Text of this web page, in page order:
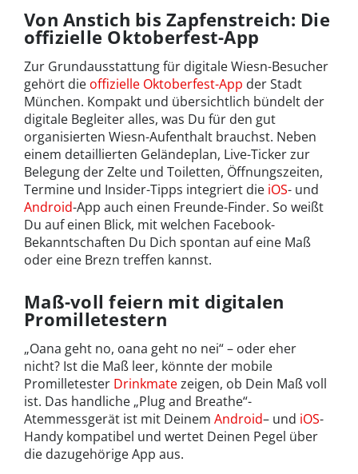
Von Anstich bis Zapfenstreich: Die
offizielle Oktoberfest-App
Zur Grundausstattung für digitale Wiesn-Besucher
gehört die offizielle Oktoberfest-App der Stadt
München. Kompakt und übersichtlich bündelt der
digitale Begleiter alles, was Du für den gut
organisierten Wiesn-Aufenthalt brauchst. Neben
einem detaillierten Geländeplan, Live-Ticker zur
Belegung der Zelte und Toiletten, Öffnungszeiten,
Termine und Insider-Tipps integriert die iOS- und
Android-App auch einen Freunde-Finder. So weißt
Du auf einen Blick, mit welchen Facebook-
Bekanntschaften Du Dich spontan auf eine Maß
oder eine Brezn treffen kannst.
Maß-voll feiern mit digitalen
Promilletestern
„Oana geht no, oana geht no nei“ – oder eher
nicht? Ist die Maß leer, könnte der mobile
Promilletester Drinkmatezeigen, ob Dein Maß voll
ist. Das handliche „Plug and Breathe“-
Atemmessgerät ist mit Deinem Android– und iOS-
Handy kompatibel und wertet Deinen Pegel über
die dazugehörige App aus.